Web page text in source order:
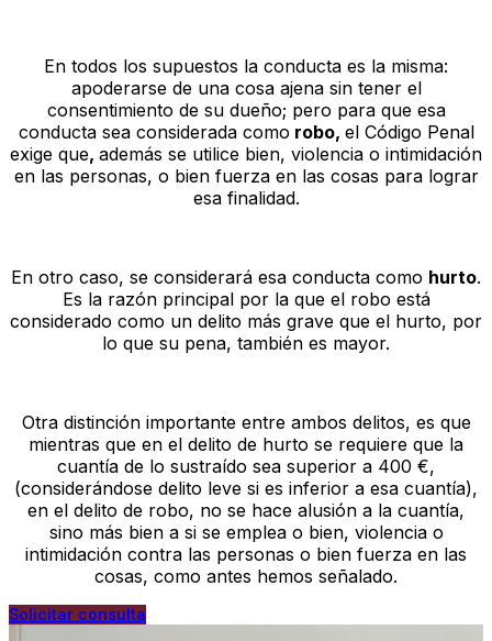
En todos los supuestos la conducta es la misma:
apoderarse de una cosa ajena sin tener el
consentimiento de su dueño; pero para que esa
conducta sea considerada como robo, el Código Penal
exige que, además se utilice bien, violencia o intimidación
en las personas, o bien fuerza en las cosas para lograr
esa finalidad.
En otro caso, se considerará esa conducta como hurto.
Es la razón principal por la que el robo está
considerado como un delito más grave que el hurto, por
lo que su pena, también es mayor.
Otra distinción importante entre ambos delitos, es que
mientras que en el delito de hurto se requiere que la
cuantía de lo sustraído sea superior a 400 €,
(considerándose delito leve si es inferior a esa cuantía),
en el delito de robo, no se hace alusión a la cuantía,
sino más bien a si se emplea o bien, violencia o
intimidación contra las personas o bien fuerza en las
cosas, como antes hemos señalado.
Solicitar consulta